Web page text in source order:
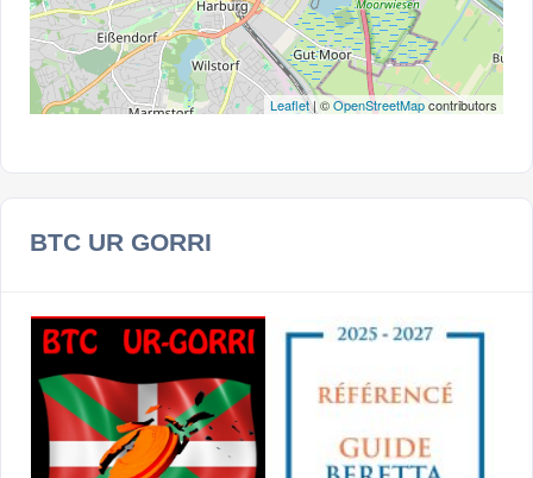
Leaflet| ©OpenStreetMapcontributors
BTC UR GORRI